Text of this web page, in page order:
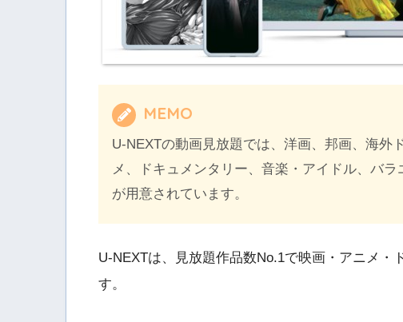
MEMO
U-NEXTの動画見放題では、洋画、邦画、海外
メ、ドキュメンタリー、音楽・アイドル、バ
が用意されています。
U-NEXTは、見放題作品数No.1で映画・アニメ・
す。